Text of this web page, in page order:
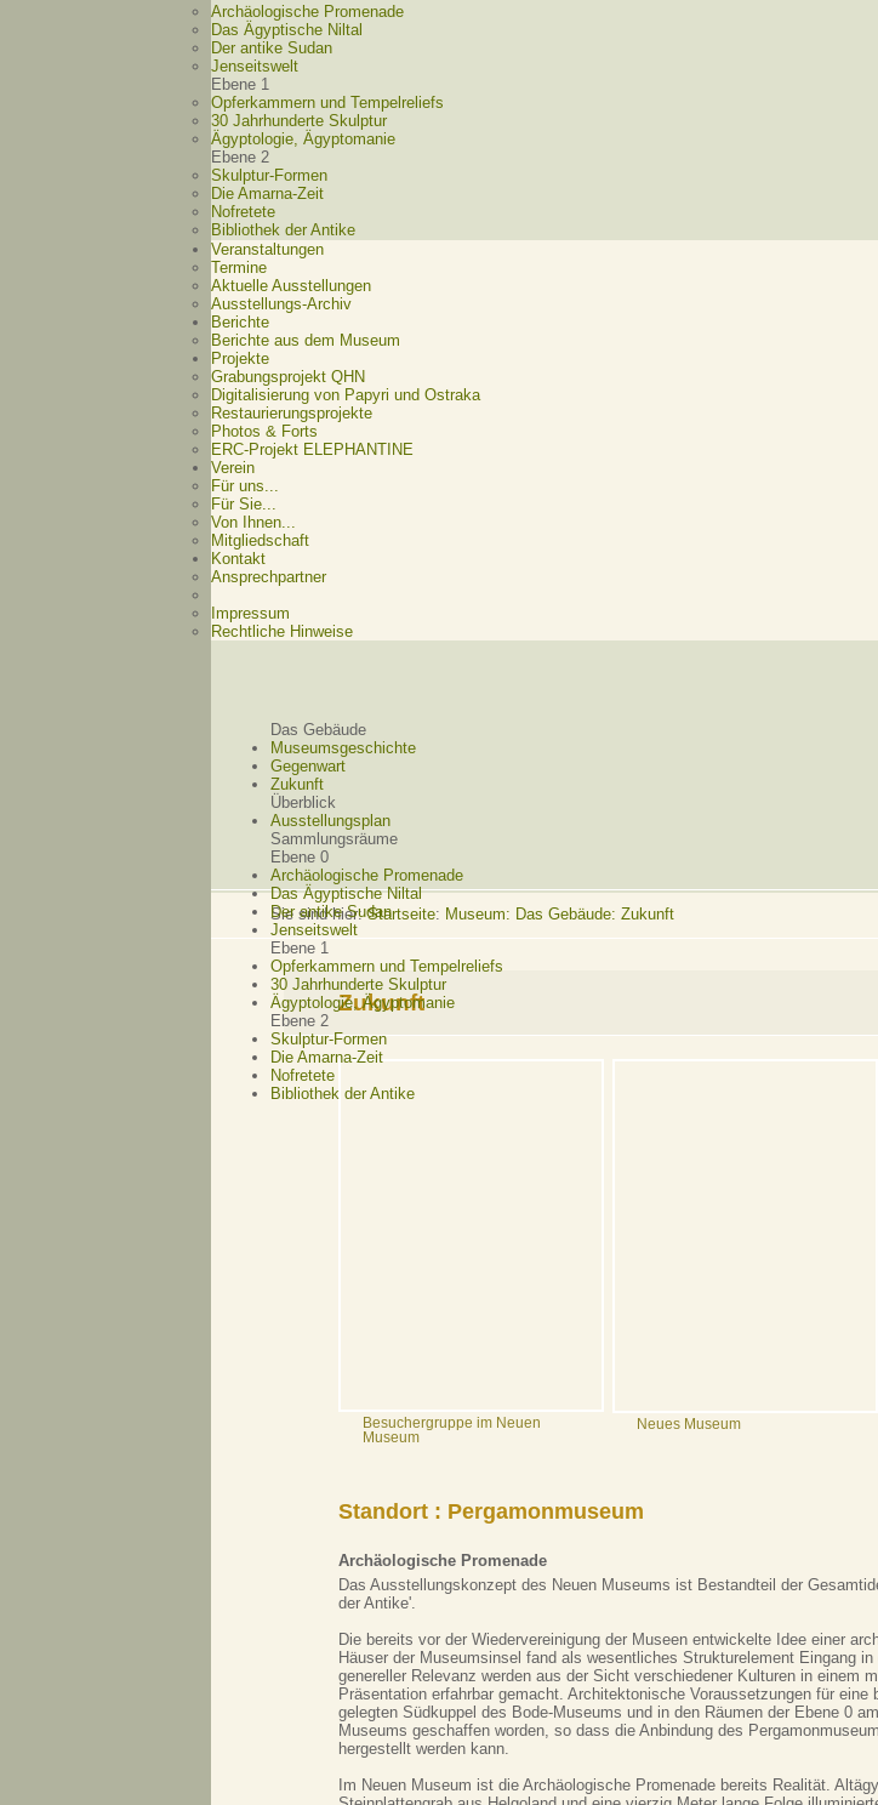
Archäologische Promenade
Das Ägyptische Niltal
Der antike Sudan
Jenseitswelt
Ebene 1
Opferkammern und Tempelreliefs
30 Jahrhunderte Skulptur
Ägyptologie, Ägyptomanie
Ebene 2
Skulptur-Formen
Die Amarna-Zeit
Nofretete
Bibliothek der Antike
Veranstaltungen
Termine
Aktuelle Ausstellungen
Ausstellungs-Archiv
Berichte
Berichte aus dem Museum
Projekte
Grabungsprojekt QHN
Digitalisierung von Papyri und Ostraka
Restaurierungsprojekte
Photos & Forts
ERC-Projekt ELEPHANTINE
Verein
Für uns...
Für Sie...
Von Ihnen...
Mitgliedschaft
Kontakt
Ansprechpartner
Impressum
Rechtliche Hinweise
Das Gebäude
Museumsgeschichte
Gegenwart
Zukunft
Überblick
Ausstellungsplan
Sammlungsräume
Ebene 0
Archäologische Promenade
Das Ägyptische Niltal
Der antike Sudan
Jenseitswelt
Ebene 1
Opferkammern und Tempelreliefs
30 Jahrhunderte Skulptur
Ägyptologie, Ägyptomanie
Ebene 2
Skulptur-Formen
Die Amarna-Zeit
Nofretete
Bibliothek der Antike
Sie sind hier:Startseite: Museum: Das Gebäude: Zukunft
Zukunft
Besuchergruppe im Neuen
Museum
Neues Museum
Standort : Pergamonmuseum
Archäologische Promenade
Das Ausstellungskonzept des Neuen Museums ist Bestandteil der
der Antike'.
Die bereits vor der Wiedervereinigung der Museen entwickelte Idee einer
Häuser der Museumsinsel fand als wesentliches Strukturelement Eingang
genereller Relevanz werden aus der Sicht verschiedener Kulturen in einem
Präsentation erfahrbar gemacht. Architektonische Voraussetzungen für eine
gelegten Südkuppel des Bode-Museums und in den Räumen der Ebene 0
Museums geschaffen worden, so dass die Anbindung des
hergestellt werden kann.
Im Neuen Museum ist die Archäologische Promenade bereits Realität.